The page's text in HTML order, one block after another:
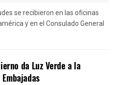
se recibieron en las oficinas
y en el Consulado General
da Luz Verde a la